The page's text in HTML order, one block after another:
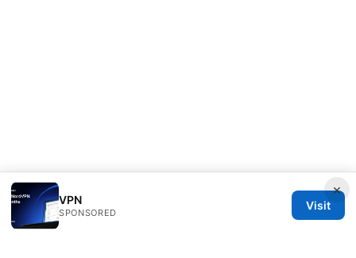
×
VPN
SPONSORED
Visit